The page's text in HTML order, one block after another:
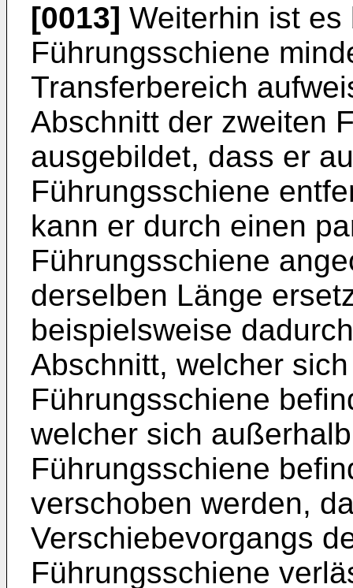
[0013] Weiterhin ist
Führungsschiene
Transferbereich
Abschnitt der zweiten
ausgebildet, dass er
Führungsschiene
kann er durch einen
Führungsschiene
derselben Länge
beispielsweise
Abschnitt, welcher
Führungsschiene
welcher sich
Führungsschiene
verschoben werden,
Verschiebevorgangs
Führungsschiene